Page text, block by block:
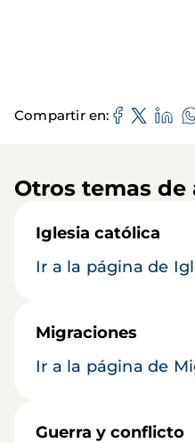
Compartir en
Otros temas de
Iglesia católica
Ir a la página de
Migraciones
Ir a la página de
Guerra y conflicto